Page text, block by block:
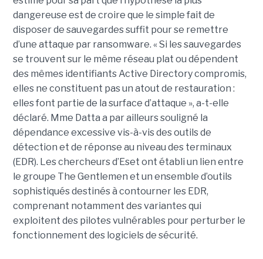
dangereuse est de croire que le simple fait de
disposer de sauvegardes suffit pour se remettre
d’une attaque par ransomware. « Si les sauvegardes
se trouvent sur le même réseau plat ou dépendent
des mêmes identifiants Active Directory compromis,
elles ne constituent pas un atout de restauration :
elles font partie de la surface d’attaque », a-t-elle
déclaré. Mme Datta a par ailleurs souligné la
dépendance excessive vis-à-vis des outils de
détection et de réponse au niveau des terminaux
(EDR). Les chercheurs d’Eset ont établi un lien entre
le groupe The Gentlemen et un ensemble d’outils
sophistiqués destinés à contourner les EDR,
comprenant notamment des variantes qui
exploitent des pilotes vulnérables pour perturber le
fonctionnement des logiciels de sécurité.